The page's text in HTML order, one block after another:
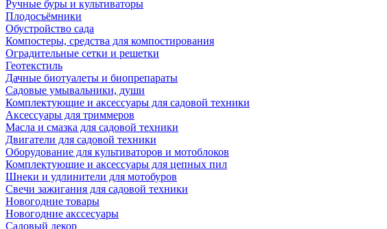
Ручные буры и культиваторы
Плодосъёмники
Обустройство сада
Компостеры, средства для компостирования
Оградительные сетки и решетки
Геотекстиль
Дачные биотуалеты и биопрепараты
Садовые умывальники, души
Комплектующие и аксессуары для садовой техники
Аксессуары для триммеров
Масла и смазка для садовой техники
Двигатели для садовой техники
Оборудование для культиваторов и мотоблоков
Комплектующие и аксессуары для цепных пил
Шнеки и удлинители для мотобуров
Свечи зажигания для садовой техники
Новогодние товары
Новогодние акссесуары
Садовый декор